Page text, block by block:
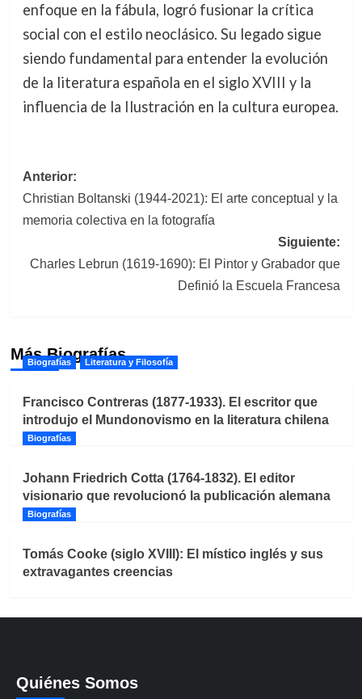
enfoque en la fábula, logró fusionar la crítica
social con el estilo neoclásico. Su legado sigue
siendo fundamental para entender la evolución
de la literatura española en el siglo XVIII y la
influencia de la Ilustración en la cultura europea.
Navegación
de
Anterior:
Christian Boltanski (1944-2021): El arte conceptual y la
memoria colectiva en la fotografía
Siguiente:
Charles Lebrun (1619-1690): El Pintor y Grabador que
Definió la Escuela Francesa
Más Biografías
Biografías Literatura y Filosofía
Francisco Contreras (1877-1933). El escritor que
introdujo el Mundonovismo en la literatura chilena
Biografías
Johann Friedrich Cotta (1764-1832). El editor
visionario que revolucionó la publicación alemana
Biografías
Tomás Cooke (siglo XVIII): El místico inglés y sus
extravagantes creencias
Quiénes Somos